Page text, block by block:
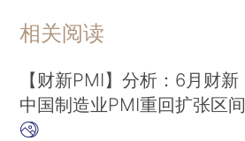
相关阅读
【财新PMI】分析：6月财新
中国制造业PMI重回扩张区间